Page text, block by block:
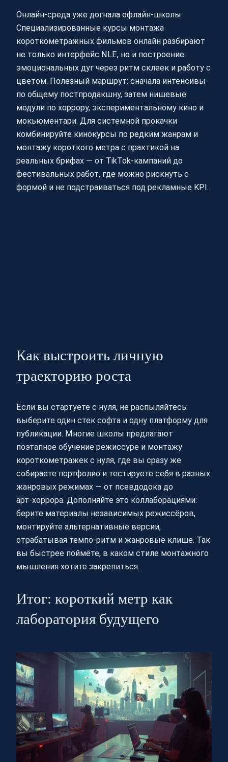
Онлайн‑среда уже догнала офлайн‑школы.
Специализированные курсы монтажа
короткометражных фильмов онлайн разбирают
не только интерфейс NLE, но и построение
эмоциональных дуг через ритм склеек и работу с
цветом. Полезный маршрут: сначала интенсивы
по общему постпродакшну, затем нишевые
модули по хоррору, экспериментальному кино и
мокьюментари. Для системной прокачки
комбинируйте кинокурсы по редким жанрам и
монтажу короткого метра с практикой на
реальных брифах — от TikTok‑кампаний до
фестивальных работ, где можно рискнуть с
формой и не подстраиваться под рекламные KPI.
Как выстроить личную
траекторию роста
Если вы стартуете с нуля, не распыляйтесь:
выберите один стек софта и одну платформу для
публикации. Многие школы предлагают
поэтапное обучение режиссуре и монтажу
короткометражек с нуля, где вы сразу же
собираете портфолио и тестируете себя в разных
жанровых режимах — от псевдодока до
арт‑хоррора. Дополняйте это коллаборациями:
берите материалы независимых режиссёров,
монтируйте альтернативные версии,
отрабатывая темпо‑ритм и жанровые клише. Так
вы быстрее поймёте, в каком стиле монтажного
мышления хотите закрепиться.
Итог: короткий метр как
лаборатория будущего